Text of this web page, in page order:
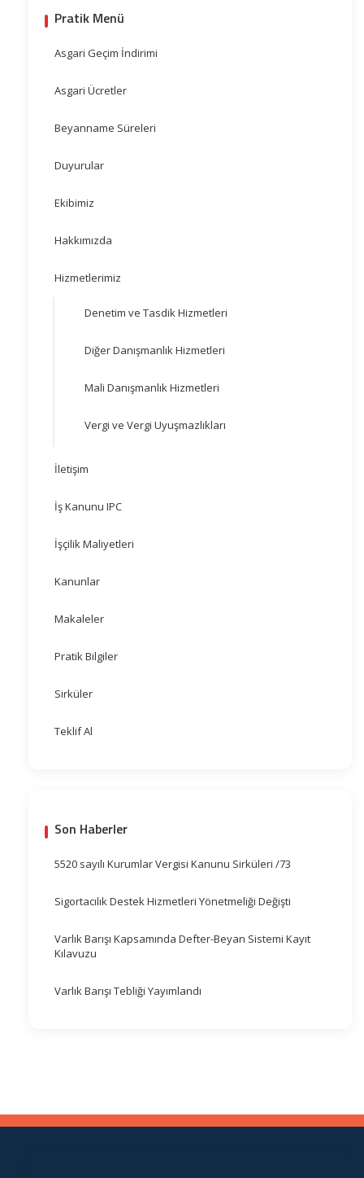
Pratik Menü
Asgari Geçim İndirimi
Asgari Ücretler
Beyanname Süreleri
Duyurular
Ekibimiz
Hakkımızda
Hizmetlerimiz
Denetim ve Tasdik Hizmetleri
Diğer Danışmanlık Hizmetleri
Mali Danışmanlık Hizmetleri
Vergi ve Vergi Uyuşmazlıkları
İletişim
İş Kanunu IPC
İşçilik Maliyetleri
Kanunlar
Makaleler
Pratik Bilgiler
Sirküler
Teklif Al
Son Haberler
5520 sayılı Kurumlar Vergisi Kanunu Sirküleri /73
Sigortacılık Destek Hizmetleri Yönetmeliği Değişti
Varlık Barışı Kapsamında Defter-Beyan Sistemi Kayıt
Kılavuzu
Varlık Barışı Tebliği Yayımlandı